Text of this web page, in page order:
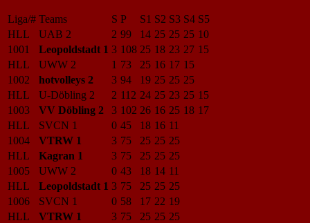
Liga/# Teams S P S1 S2 S3 S4 S5
HLL
UAB 2 2 99 14 25 25 25 10
1001
Leopoldstadt 1 3 108 25 18 23 27 15
HLL
UWW 2 1 73 25 16 17 15
1002
hotvolleys 2 3 94 19 25 25 25
HLL
U-Döbling 2 2 112 24 25 23 25 15
1003
VV Döbling 2 3 102 26 16 25 18 17
HLL
SVCN 1 0 45 18 16 11
1004
VTRW 1 3 75 25 25 25
HLL
Kagran 1 3 75 25 25 25
1005
UWW 2 0 43 18 14 11
HLL
Leopoldstadt 1 3 75 25 25 25
1006
SVCN 1 0 58 17 22 19
HLL
VTRW 1 3 75 25 25 25